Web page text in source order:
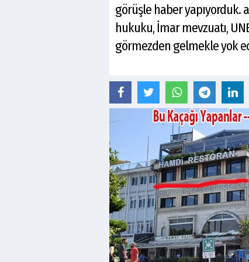
görüşle haber yapıyorduk.
hukuku, İmar mevzuatı,
görmezden gelmekle yok